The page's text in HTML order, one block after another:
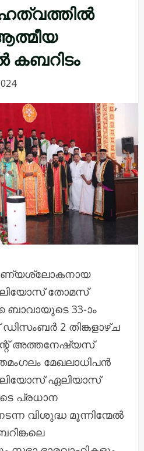
കബറിടം
തോമസ്
ബാവായുടെ 33-ാം
2 തിങ്കളാഴ്ച
അത്തനേഷ്യസ്
മേഖലാധിപൻ
ഏലിയാസ്
പ്രധാന
വിശുദ്ധ മൂന്നിന്മേൽ